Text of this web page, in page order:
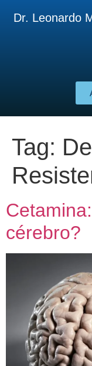
Dr. Leonardo
Tag:
cérebro?